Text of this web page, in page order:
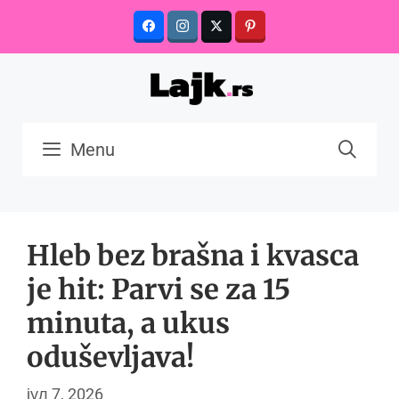
content
Menu
Hleb bez brašna i kvasca
je hit: Parvi se za 15
minuta, a ukus
oduševljava!
јул 7, 2026